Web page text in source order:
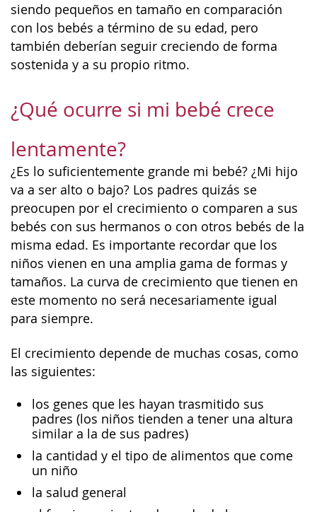
siendo pequeños en tamaño en comparación
con los bebés a término de su edad, pero
también deberían seguir creciendo de forma
sostenida y a su propio ritmo.
¿Qué ocurre si mi bebé crece
lentamente?
¿Es lo suficientemente grande mi bebé? ¿Mi hijo
va a ser alto o bajo? Los padres quizás se
preocupen por el crecimiento o comparen a sus
bebés con sus hermanos o con otros bebés de la
misma edad. Es importante recordar que los
niños vienen en una amplia gama de formas y
tamaños. La curva de crecimiento que tienen en
este momento no será necesariamente igual
para siempre.
El crecimiento depende de muchas cosas, como
las siguientes:
los genes que les hayan trasmitido sus
padres (los niños tienden a tener una altura
similar a la de sus padres)
la cantidad y el tipo de alimentos que come
un niño
la salud general